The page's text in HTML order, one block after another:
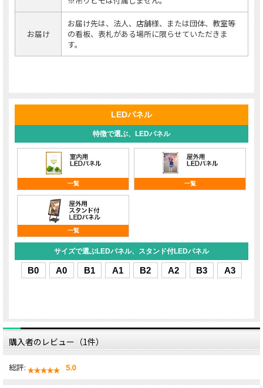
お届け
お届け先は、法人、店舗様、または団体、教室等
の看板、表札がある場所に限らせていただきま
す。
購入者のレビュー（1件）
総評: 5.0